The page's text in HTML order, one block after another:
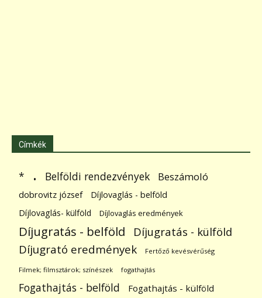
Címkék
* . Belföldi rendezvények Beszámoló
dobrovitz józsef
Díjlovaglás - belföld
Díjlovaglás- külföld
Díjlovaglás eredmények
Díjugratás - belföld Díjugratás - külföld
Díjugrató eredmények Fertőző kevésvérűség
Filmek; filmsztárok; színészek fogathajtás
Fogathajtás - belföld Fogathajtás - külföld